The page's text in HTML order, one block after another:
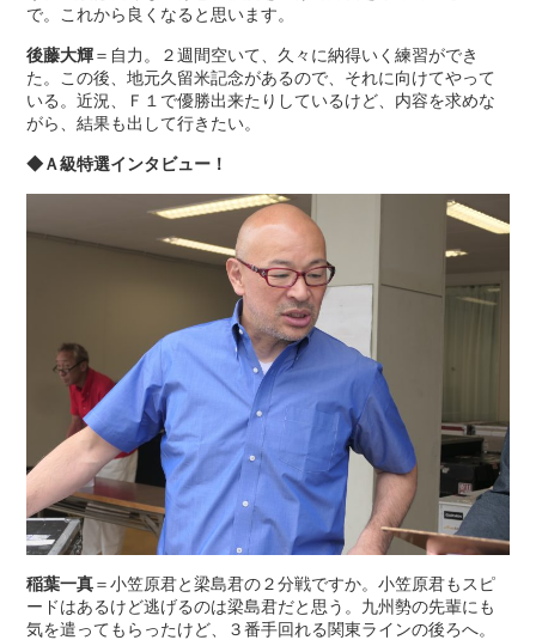
で。これから良くなると思います。
後藤大輝＝自力。２週間空いて、久々に納得いく練習ができ
た。この後、地元久留米記念があるので、それに向けてやって
いる。近況、Ｆ１で優勝出来たりしているけど、内容を求めな
がら、結果も出して行きたい。
◆Ａ級特選インタビュー！
稲葉一真＝小笠原君と梁島君の２分戦ですか。小笠原君もスピ
ードはあるけど逃げるのは梁島君だと思う。九州勢の先輩にも
気を遣ってもらったけど、３番手回れる関東ラインの後ろへ。